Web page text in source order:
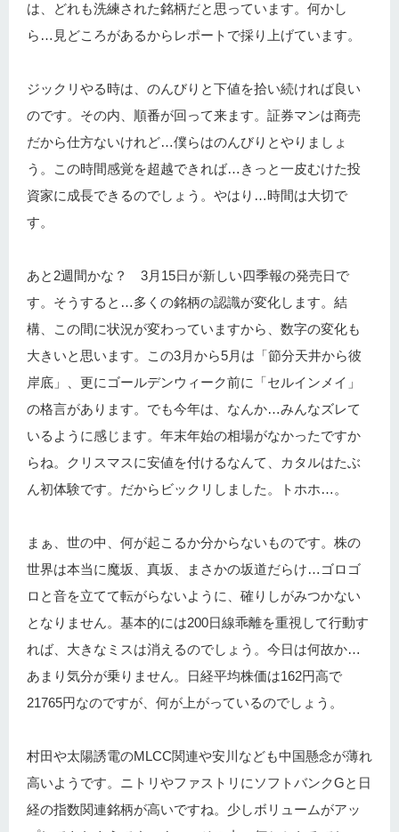
は、どれも洗練された銘柄だと思っています。何かし
ら…見どころがあるからレポートで採り上げています。
ジックリやる時は、のんびりと下値を拾い続ければ良い
のです。その内、順番が回って来ます。証券マンは商売
だから仕方ないけれど…僕らはのんびりとやりましょ
う。この時間感覚を超越できれば…きっと一皮むけた投
資家に成長できるのでしょう。やはり…時間は大切で
す。
あと2週間かな？ 3月15日が新しい四季報の発売日で
す。そうすると…多くの銘柄の認識が変化します。結
構、この間に状況が変わっていますから、数字の変化も
大きいと思います。この3月から5月は「節分天井から彼
岸底」、更にゴールデンウィーク前に「セルインメイ」
の格言があります。でも今年は、なんか…みんなズレて
いるように感じます。年末年始の相場がなかったですか
らね。クリスマスに安値を付けるなんて、カタルはたぶ
ん初体験です。だからビックリしました。トホホ…。
まぁ、世の中、何が起こるか分からないものです。株の
世界は本当に魔坂、真坂、まさかの坂道だらけ…ゴロゴ
ロと音を立てて転がらないように、確りしがみつかない
となりません。基本的には200日線乖離を重視して行動す
れば、大きなミスは消えるのでしょう。今日は何故か…
あまり気分が乗りません。日経平均株価は162円高で
21765円なのですが、何が上がっているのでしょう。
村田や太陽誘電のMLCC関連や安川なども中国懸念が薄れ
高いようです。ニトリやファストリにソフトバンクGと日
経の指数関連銘柄が高いですね。少しボリュームがアッ